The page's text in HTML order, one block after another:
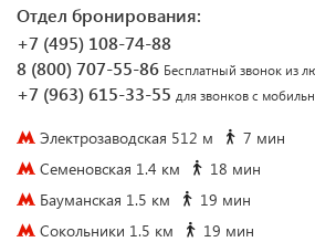
Отдел бронирования:
+7 (495) 108-74-88
8 (800) 707-55-86 Бесплатный звонок из
+7 (963) 615-33-55 для звонков с
Электрозаводская 512 м
7 мин
Семеновская 1.4 км
18 мин
Бауманская 1.5 км
19 мин
Сокольники 1.5 км
19 мин